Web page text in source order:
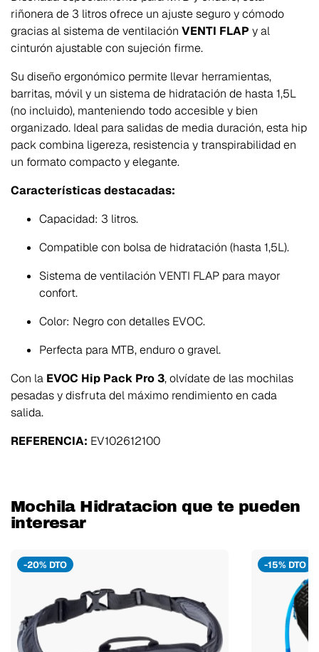
riñonera de 3 litros ofrece un ajuste seguro y cómodo
gracias al sistema de ventilación VENTI FLAP y al
cinturón ajustable con sujeción firme.
Su diseño ergonómico permite llevar herramientas,
barritas, móvil y un sistema de hidratación de hasta 1,5L
(no incluido), manteniendo todo accesible y bien
organizado. Ideal para salidas de media duración, esta hip
pack combina ligereza, resistencia y transpirabilidad en
un formato compacto y elegante.
Características destacadas:
Capacidad: 3 litros.
Compatible con bolsa de hidratación (hasta 1,5L).
Sistema de ventilación VENTI FLAP para mayor
confort.
Color: Negro con detalles EVOC.
Perfecta para MTB, enduro o gravel.
Con la EVOC Hip Pack Pro 3, olvídate de las mochilas
pesadas y disfruta del máximo rendimiento en cada
salida.
REFERENCIA: EV102612100
Mochila Hidratacion que te pueden
interesar
-20% DTO -15% DTO